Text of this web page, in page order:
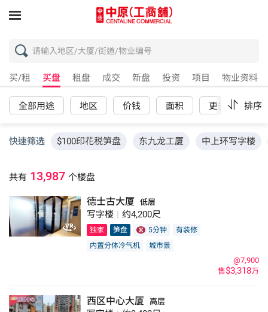
买/租 买盘 租盘 成交 新盘 投资 项目 物业资料
全部用途 地区 价钱 面积 更多 重
排序
快速筛选 $100印花税笋盘 东九龙工厦 中上环写字楼
共有 13,987 个楼盘
德士古大厦 低层
写字楼 | 约4,200尺
独家 笋盘 5分钟
有装修
内置分体冷气机
城市景
售$3,318万
@7,900
西区中心大厦 高层